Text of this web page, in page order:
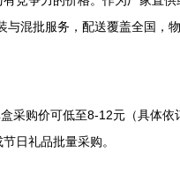
混批服务，配送覆盖全国，物
购价可低至8-12元（具体
日礼品批量采购。